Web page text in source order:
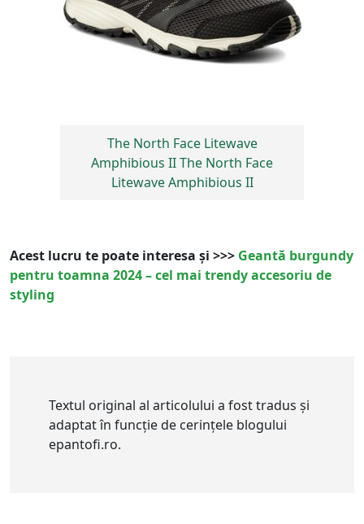
The North Face Litewave
Amphibious II The North Face
Litewave Amphibious II
Acest lucru te poate interesa și >>> Geantă burgundy
pentru toamna 2024 – cel mai trendy accesoriu de
styling
Textul original al articolului a fost tradus și
adaptat în funcție de cerințele blogului
epantofi.ro.